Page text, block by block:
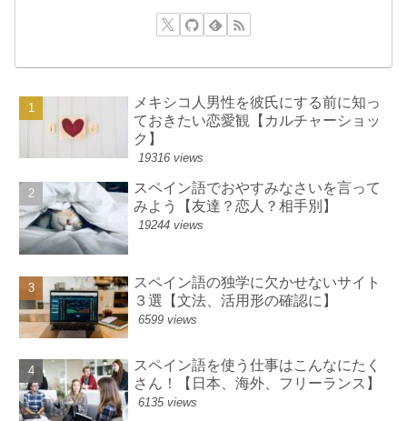
メキシコ人男性を彼氏にする前に知っ
ておきたい恋愛観【カルチャーショッ
ク】
19316 views
スペイン語でおやすみなさいを言って
みよう【友達？恋人？相手別】
19244 views
スペイン語の独学に欠かせないサイト
３選【文法、活用形の確認に】
6599 views
スペイン語を使う仕事はこんなにたく
さん！【日本、海外、フリーランス】
6135 views